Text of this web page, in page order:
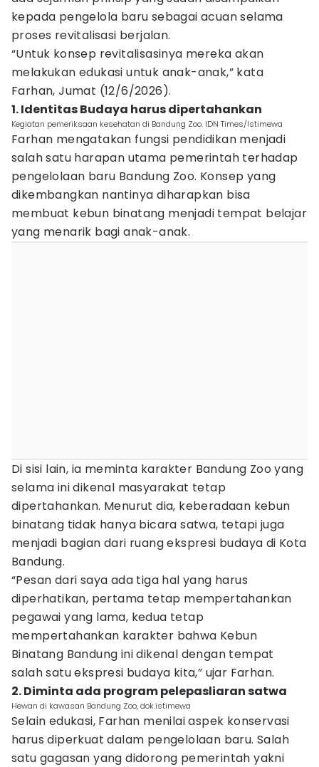
kepada pengelola baru sebagai acuan selama
proses revitalisasi berjalan.
“Untuk konsep revitalisasinya mereka akan
melakukan edukasi untuk anak-anak,” kata
Farhan, Jumat (12/6/2026).
1. Identitas Budaya harus dipertahankan
Kegiatan pemeriksaan kesehatan di Bandung Zoo. IDN Times/Istimewa
Farhan mengatakan fungsi pendidikan menjadi
salah satu harapan utama pemerintah terhadap
pengelolaan baru Bandung Zoo. Konsep yang
dikembangkan nantinya diharapkan bisa
membuat kebun binatang menjadi tempat belajar
yang menarik bagi anak-anak.
Di sisi lain, ia meminta karakter Bandung Zoo yang
selama ini dikenal masyarakat tetap
dipertahankan. Menurut dia, keberadaan kebun
binatang tidak hanya bicara satwa, tetapi juga
menjadi bagian dari ruang ekspresi budaya di Kota
Bandung.
“Pesan dari saya ada tiga hal yang harus
diperhatikan, pertama tetap mempertahankan
pegawai yang lama, kedua tetap
mempertahankan karakter bahwa Kebun
Binatang Bandung ini dikenal dengan tempat
salah satu ekspresi budaya kita,” ujar Farhan.
2. Diminta ada program pelepasliaran satwa
Hewan di kawasan Bandung Zoo, dok.istimewa
Selain edukasi, Farhan menilai aspek konservasi
harus diperkuat dalam pengelolaan baru. Salah
satu gagasan yang didorong pemerintah yakni